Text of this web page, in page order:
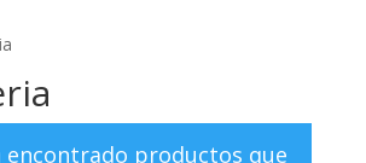
encontrado productos que